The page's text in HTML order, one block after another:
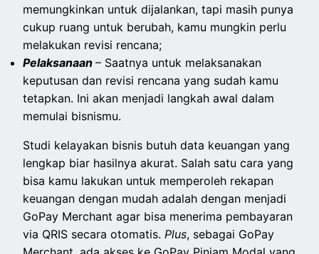
memungkinkan untuk dijalankan, tapi masih punya
cukup ruang untuk berubah, kamu mungkin perlu
melakukan revisi rencana;
Pelaksanaan– Saatnya untuk melaksanakan
keputusan dan revisi rencana yang sudah kamu
tetapkan. Ini akan menjadi langkah awal dalam
memulai bisnismu.
Studi kelayakan bisnis butuh data keuangan yang
lengkap biar hasilnya akurat. Salah satu cara yang
bisa kamu lakukan untuk memperoleh rekapan
keuangan dengan mudah adalah dengan menjadi
GoPay Merchant agar bisa menerima pembayaran
via QRIS secara otomatis.Plus, sebagai GoPay